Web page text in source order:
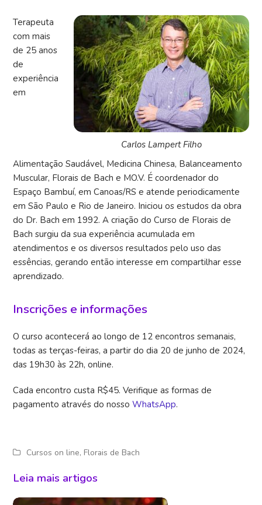
Carlos Lampert Filho
Terapeuta
com mais
de 25 anos
de
experiência
em
Alimentação Saudável, Medicina Chinesa, Balanceamento
Muscular, Florais de Bach e MO.V. É coordenador do
Espaço Bambuí, em Canoas/RS e atende periodicamente
em São Paulo e Rio de Janeiro. Iniciou os estudos da obra
do Dr. Bach em 1992. A criação do Curso de Florais de
Bach surgiu da sua experiência acumulada em
atendimentos e os diversos resultados pelo uso das
essências, gerando então interesse em compartilhar esse
aprendizado.
Inscrições e informações
O curso acontecerá ao longo de 12 encontros semanais,
todas as terças-feiras, a partir do dia 20 de junho de 2024,
das 19h30 às 22h, online.
Cada encontro custa R$45. Verifique as formas de
pagamento através do nossoWhatsApp.
Cursos on line, Florais de Bach
Leia mais artigos